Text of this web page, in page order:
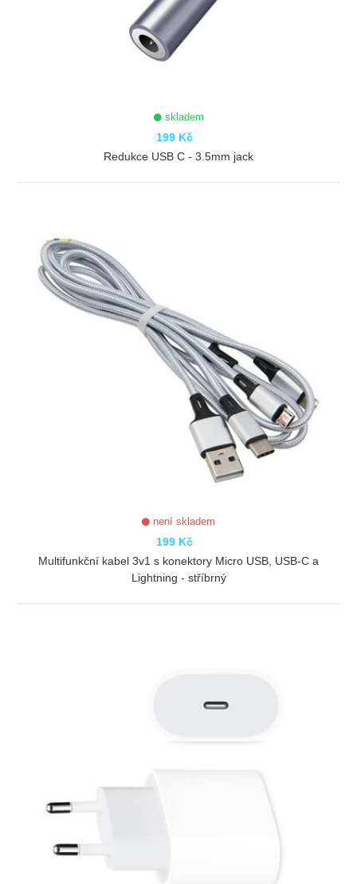
skladem
199 Kč
Redukce USB C - 3.5mm jack
není skladem
199 Kč
Multifunkční kabel 3v1 s konektory Micro USB, USB-C a
Lightning - stříbrný